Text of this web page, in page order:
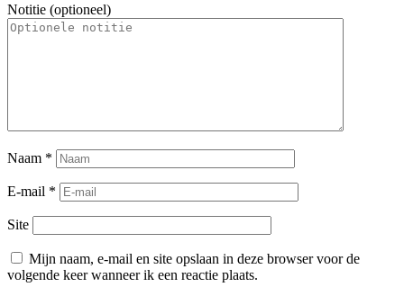
Notitie (optioneel)
Naam *
E-mail *
Site
Mijn naam, e-mail en site opslaan in deze browser voor de
volgende keer wanneer ik een reactie plaats.